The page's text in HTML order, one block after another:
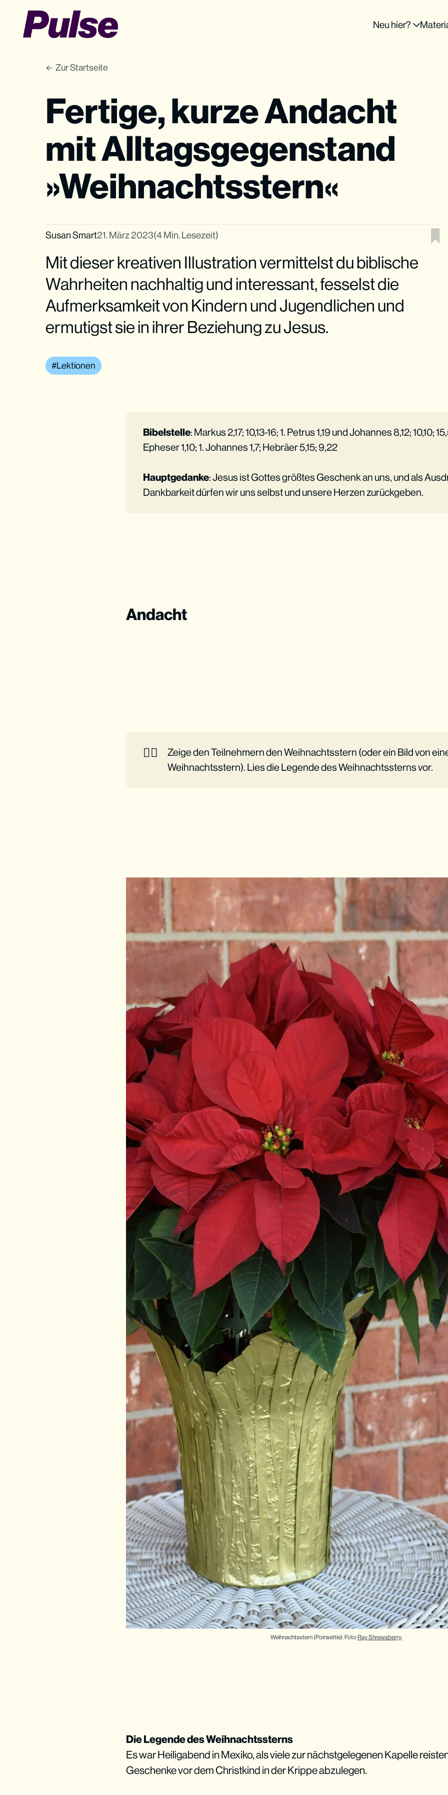
Neu hier?
Zur Startseite
Fertige, kurze Andacht
mit Alltagsgegenstand
»Weihnachtsstern«
Susan Smart21. März 2023(4 Min. Lesezeit)
Mit dieser kreativen Illustration vermittelst du biblische
Wahrheiten nachhaltig und interessant, fesselst die
Aufmerksamkeit von Kindern und Jugendlichen und
ermutigst sie in ihrer Beziehung zu Jesus.
Lektionen
Bibelstelle: Markus 2,17; 10,13-16; 1. Petrus 1,19 und Johannes 8,12; 10,10;
Epheser 1,10; 1. Johannes 1,7; Hebräer 5,15; 9,22
Hauptgedanke: Jesus ist Gottes größtes Geschenk an uns, und als
Dankbarkeit dürfen wir uns selbst und unsere Herzen zurückgeben.
Andacht
👉🏼
Zeige den Teilnehmern den Weihnachtsstern (oder ein Bild von
Weihnachtsstern). Lies die Legende des Weihnachtssterns vor.
Weihnachtsstern (Poinsettie). Foto Ray Shrewsberry.
Die Legende des Weihnachtssterns
Es war Heiligabend in Mexiko, als viele zur nächstgelegenen Kapelle
Geschenke vor dem Christkind in der Krippe abzulegen.